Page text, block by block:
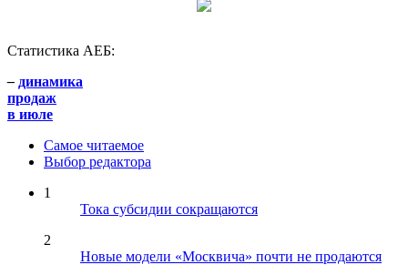
Статистика АЕБ:
– динамика
продаж
в июле
Самое читаемое
Выбор редактора
1
Тока субсидии сокращаются
2
Новые модели «Москвича» почти не продаются